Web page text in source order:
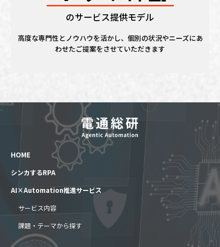
のサービス提供モデル
高度な専門性とノウハウを活かし、個別の状況やニーズにあ
わせたご提案をさせていただきます
HOME
シンカするRPA
AI×Automation推進サービス
サービス内容
課題・テーマから探す